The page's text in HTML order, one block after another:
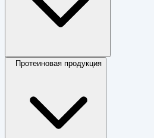
Протеиновая продукция